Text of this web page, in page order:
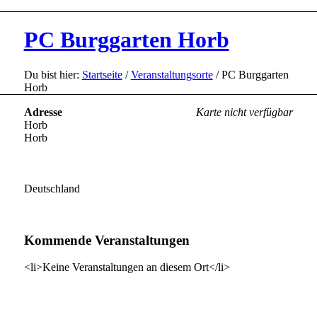
PC Burggarten Horb
Du bist hier: Startseite / Veranstaltungsorte / PC Burggarten
Horb
Karte nicht verfügbar
Adresse
Horb
Horb
Deutschland
Kommende Veranstaltungen
<li>Keine Veranstaltungen an diesem Ort</li>